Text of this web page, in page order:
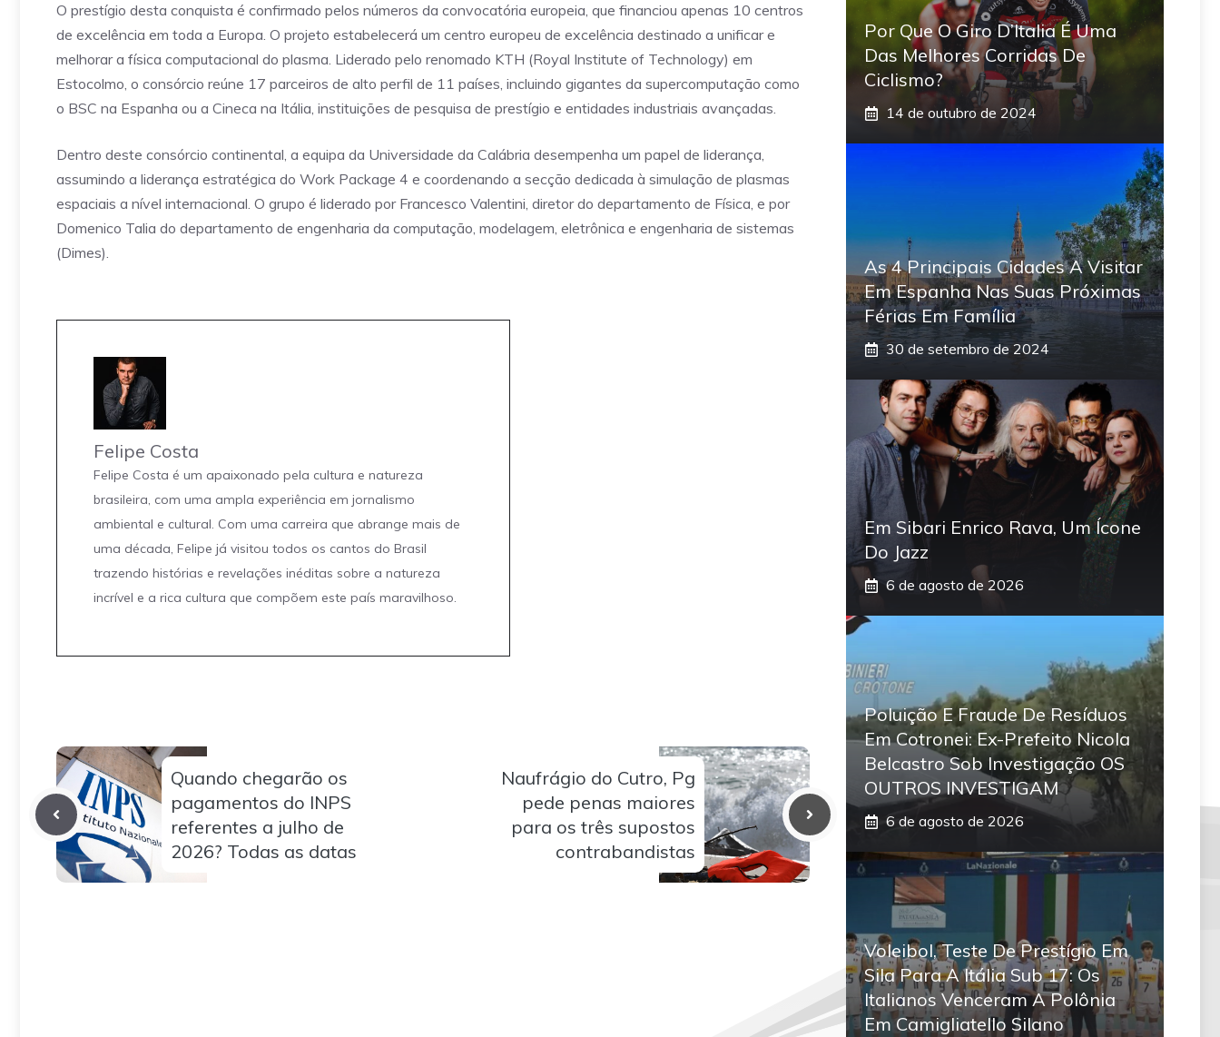
O prestígio desta conquista é confirmado pelos números da convocatória europeia, que financiou apenas 10 centros
de excelência em toda a Europa. O projeto estabelecerá um centro europeu de excelência destinado a unificar e
melhorar a física computacional do plasma. Liderado pelo renomado KTH (Royal Institute of Technology) em
Estocolmo, o consórcio reúne 17 parceiros de alto perfil de 11 países, incluindo gigantes da supercomputação como
o BSC na Espanha ou a Cineca na Itália, instituições de pesquisa de prestígio e entidades industriais avançadas.
Dentro deste consórcio continental, a equipa da Universidade da Calábria desempenha um papel de liderança,
assumindo a liderança estratégica do Work Package 4 e coordenando a secção dedicada à simulação de plasmas
espaciais a nível internacional. O grupo é liderado por Francesco Valentini, diretor do departamento de Física, e por
Domenico Talia do departamento de engenharia da computação, modelagem, eletrônica e engenharia de sistemas
(Dimes).
Felipe Costa
Felipe Costa é um apaixonado pela cultura e natureza
brasileira, com uma ampla experiência em jornalismo
ambiental e cultural. Com uma carreira que abrange mais de
uma década, Felipe já visitou todos os cantos do Brasil
trazendo histórias e revelações inéditas sobre a natureza
incrível e a rica cultura que compõem este país maravilhoso.
Quando chegarão os
pagamentos do INPS
referentes a julho de
2026? Todas as datas
Naufrágio do Cutro, Pg
pede penas maiores
para os três supostos
contrabandistas
Por Que O Giro D’Italia É Uma
Das Melhores Corridas De
Ciclismo?
14 de outubro de 2024
As 4 Principais Cidades A Visitar
Em Espanha Nas Suas Próximas
Férias Em Família
30 de setembro de 2024
Em Sibari Enrico Rava, Um Ícone
Do Jazz
6 de agosto de 2026
Poluição E Fraude De Resíduos
Em Cotronei: Ex-Prefeito Nicola
Belcastro Sob Investigação OS
OUTROS INVESTIGAM
6 de agosto de 2026
Voleibol, Teste De Prestígio Em
Sila Para A Itália Sub 17: Os
Italianos Venceram A Polônia
Em Camigliatello Silano